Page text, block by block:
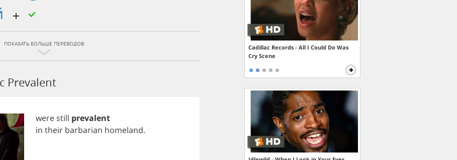
ПОКАЗАТЬ БОЛЬШЕ ПЕРЕВОДОВ
Prevalent
were still prevalent
in their barbarian homeland.
Cadillac Records - All I Could Do Was
Cry Scene